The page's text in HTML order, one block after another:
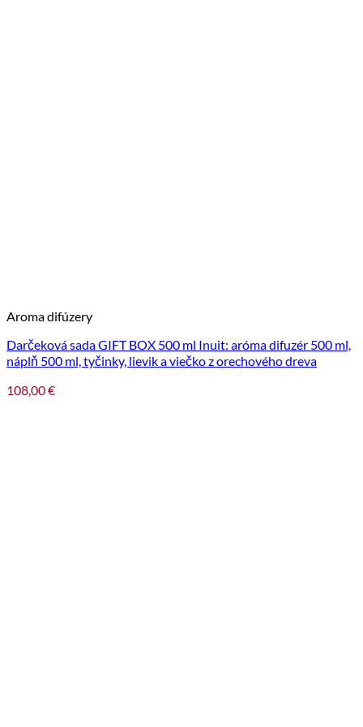
Aroma difúzery
Darčeková sada GIFT BOX 500 ml Inuit: aróma difuzér 500 ml,
náplň 500 ml, tyčinky, lievik a viečko z orechového dreva
108,00€